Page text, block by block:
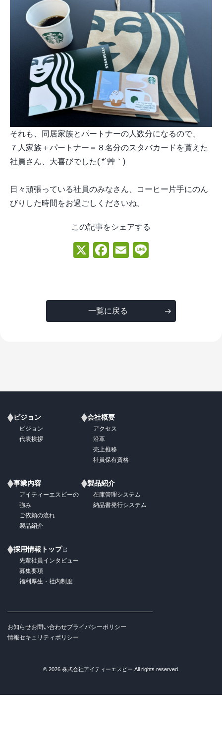
それも、同居家族とパートナーの人数分になるので、
７人家族＋パートナー＝８名分のスタバカードを貰えた
社員さん、大喜びでした( *´艸｀)
日々頑張っている社員のみなさん、コーヒー片手にのん
びりした時間をお過ごしくださいね。
この記事をシェアする
X Facebook
Email
一覧に戻る
ビジョン
ビジョン
代表挨拶
会社概要
アクセス
沿革
売上推移
社員保有資格
事業内容
アイティーエスピーの
強み
ご依頼の流れ
製品紹介
製品紹介
在庫管理システム
納品書発行システム
採用情報トップ
先輩社員インタビュー
募集要項
福利厚生・社内制度
お知らせお問い合わせプライバシーポリシー
情報セキュリティポリシー
© 2026 株式会社アイティーエスピー All rights reserved.